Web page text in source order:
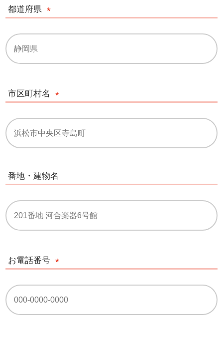
都道府県
市区町村名
番地・建物名
お電話番号